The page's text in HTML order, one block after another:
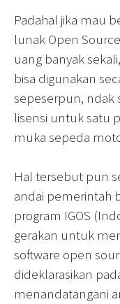
Padahal jika mau
lunak Open
uang banyak
bisa digunakan
sepeserpun, ndak
lisensi untuk satu
muka sepeda
Hal tersebut pun
andai pemerintah
program IGOS
gerakan untuk
software open
dideklarasikan
menandatangani